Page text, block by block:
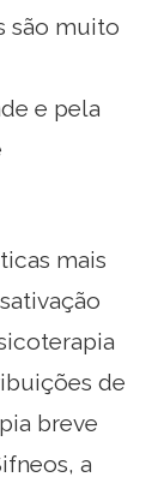
são muito
e pela
mais
de
breve
a